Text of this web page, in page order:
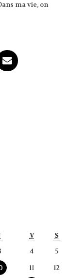
ma vie, on
V
S
4
5
11
12